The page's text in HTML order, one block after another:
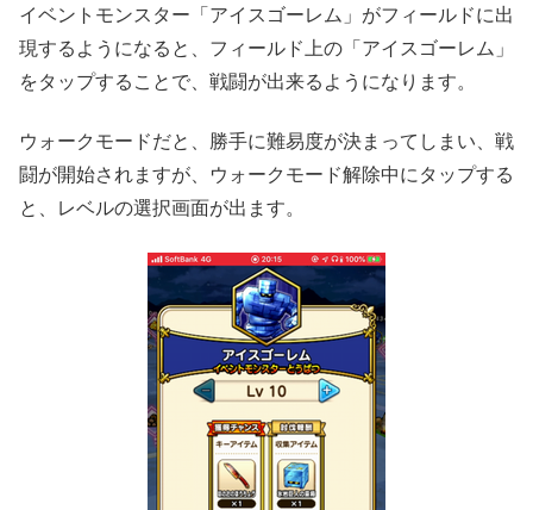
イベントモンスター「アイスゴーレム」がフィールドに出
現するようになると、フィールド上の「アイスゴーレム」
をタップすることで、戦闘が出来るようになります。
ウォークモードだと、勝手に難易度が決まってしまい、戦
闘が開始されますが、ウォークモード解除中にタップする
と、レベルの選択画面が出ます。